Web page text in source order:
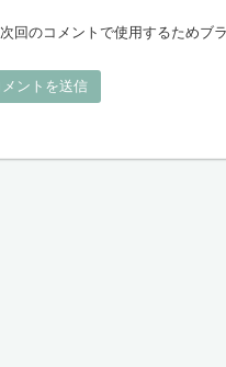
次回のコメントで使用するためブ